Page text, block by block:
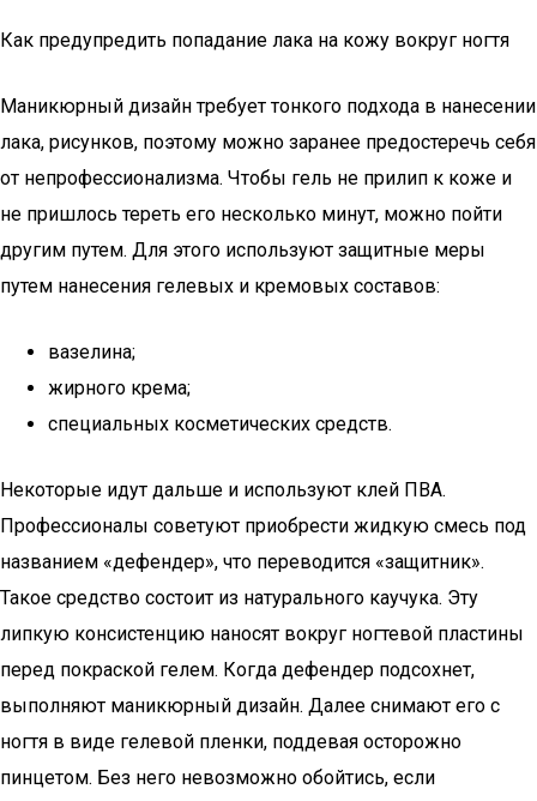
Как предупредить попадание лака на кожу вокруг ногтя
Маникюрный дизайн требует тонкого подхода в нанесении
лака, рисунков, поэтому можно заранее предостеречь себя
от непрофессионализма. Чтобы гель не прилип к коже и
не пришлось тереть его несколько минут, можно пойти
другим путем. Для этого используют защитные меры
путем нанесения гелевых и кремовых составов:
вазелина;
жирного крема;
специальных косметических средств.
Некоторые идут дальше и используют клей ПВА.
Профессионалы советуют приобрести жидкую смесь под
названием «дефендер», что переводится «защитник».
Такое средство состоит из натурального каучука. Эту
липкую консистенцию наносят вокруг ногтевой пластины
перед покраской гелем. Когда дефендер подсохнет,
выполняют маникюрный дизайн. Далее снимают его с
ногтя в виде гелевой пленки, поддевая осторожно
пинцетом. Без него невозможно обойтись, если